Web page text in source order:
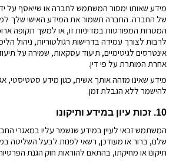
מידע שאותו ימסור המשתמש לחברה או שייאסף על
של החברה. החברה תשמור את המידע האישי שלך
המטרות המפורטות במדיניות זו, או למשך תקופה
לרבות לצורך עמידה בדרישות רגולטוריות, ניהול
אינטרסים לגיטימיים, תיעוד עסקאות, שמירה על
אחרת המותרת על פי דין.
מידע שאינו מזהה אותך אשית, כגון מידע סטטיסטי,
להישמר ללא הגבלת זמן.
10. זכות עיון במידע ותיקונו
המשתמש זכאי לעיין במידע שנשמר עליו במאגרי
שלם, ברור או מעודכן, רשאי לפנות לבעל השליטה
תיקונו או מחיקתו, בהתאם להוראות חוק הגנת